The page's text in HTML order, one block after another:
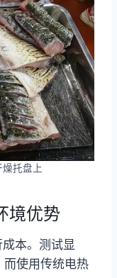
托盘上
境优势
本。测试显
使用传统电热